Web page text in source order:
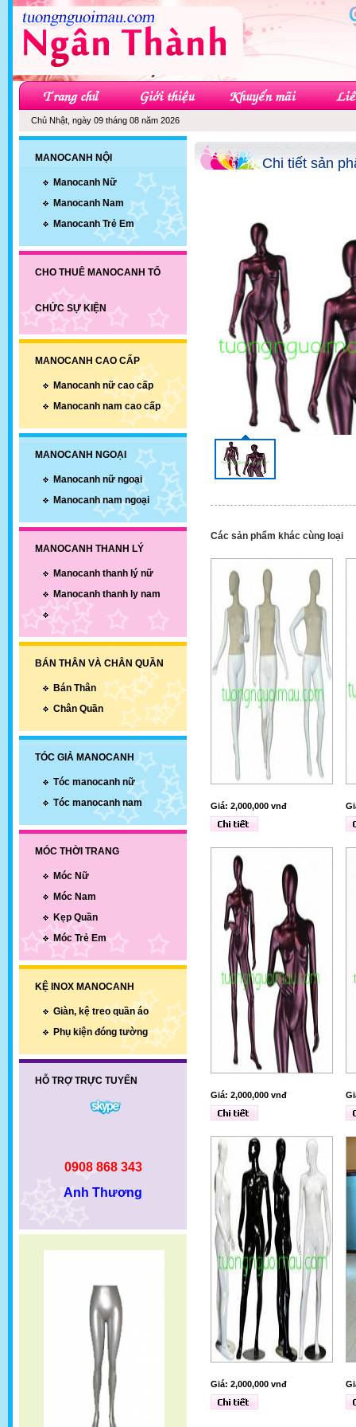
Chủ Nhật, ngày 09 tháng 08 năm 2026
MANOCANH NỘI
Manocanh Nữ
Manocanh Nam
Manocanh Trẻ Em
CHO THUÊ MANOCANH TỔ
CHỨC SỰ KIỆN
MANOCANH CAO CẤP
Manocanh nữ cao cấp
Manocanh nam cao cấp
MANOCANH NGOẠI
Manocanh nữ ngoại
Manocanh nam ngoại
MANOCANH THANH LÝ
Manocanh thanh lý nữ
Manocanh thanh ly nam
BÁN THÂN VÀ CHÂN QUẦN
Bán Thân
Chân Quần
TÓC GIẢ MANOCANH
Tóc manocanh nữ
Tóc manocanh nam
MÓC THỜI TRANG
Móc Nữ
Móc Nam
Kẹp Quần
Móc Trẻ Em
KỆ INOX MANOCANH
Giàn, kệ treo quần áo
Phụ kiện đóng tường
HỖ TRỢ TRỰC TUYẾN
0908 868 343
Anh Thương
Chi tiết sản
Các sản phẩm khác cùng loại
Giá: 2,000,000 vnđ
Giá: 2,000,000 vnđ
Giá: 2,000,000 vnđ